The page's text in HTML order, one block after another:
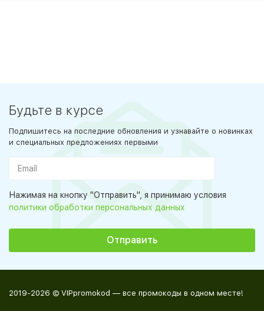
Будьте в курсе
Подпишитесь на последние обновления и узнавайте о новинках
и специальных предложениях первыми
Нажимая на кнопку "Отправить", я принимаю условия
политики обработки персональных данных
2019-2026 © VIPpromokod — все промокоды в одном месте!